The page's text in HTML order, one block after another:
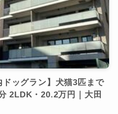
ドッグラン】犬猫3匹まで
2LDK・20.2万円｜大田